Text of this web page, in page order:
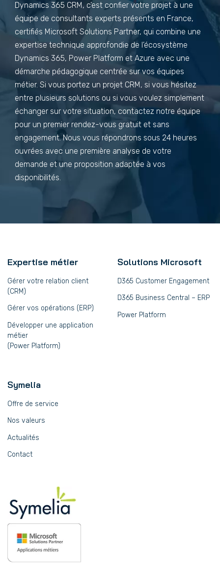
Dynamics 365 CRM, c’est confier votre projet à une
équipe de consultants experts présents en France,
certifiés Microsoft Solutions Partner, qui combine une
expertise technique approfondie de l’écosystème
Dynamics 365, Power Platform et Azure avec une
démarche pédagogique centrée sur vos équipes
métier. Si vous portez un projet CRM, si vous hésitez
entre plusieurs solutions ou si vous voulez simplement
échanger sur votre situation, contactez notre équipe
pour un premier rendez-vous gratuit et sans
engagement. Nous vous répondrons sous 24 heures
ouvrées avec une première analyse de votre
demande et une proposition adaptée à vos
disponibilités.
Expertise métier
Gérer votre relation client
(CRM)
Gérer vos opérations (ERP)
Développer une application
métier
(Power Platform)
Solutions Microsoft
D365 Customer Engagement
D365 Business Central – ERP
Power Platform
Symelia
Offre de service
Nos valeurs
Actualités
Contact